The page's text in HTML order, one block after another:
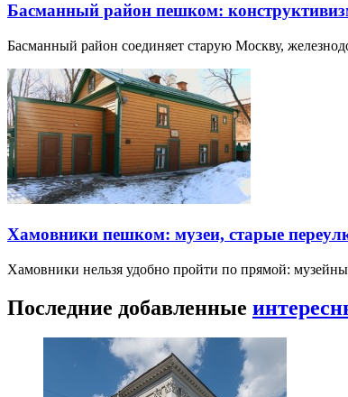
Басманный район пешком:
Басманный район соединяет старую Москву,
Хамовники пешком: музеи, старые
Хамовники нельзя удобно пройти по прямой:
Последние добавленные